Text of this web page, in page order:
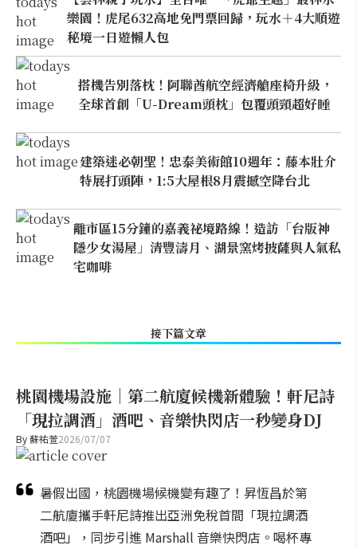
樂園！虎尾632高地免門票回歸，玩水＋4大順遊
秘境一日遊懶人包
搭機告別落枕！阿聯酋航空經濟艙座椅升級，
全球首創「U-Dream頭枕」包覆頭頸超好睡
建築迷必朝聖！忠泰美術館10週年：藤本壯介
特展打頭陣，1:5大屋根8月震撼空降台北
離市區15分鐘的嘉義祕境路線！造訪「台版神
隱少女湯屋」清豐濤月、湖景窯烤披薩與人氣私
宅咖啡
接下篇文章
桃園機場設施｜第二航廈候機新體驗！軒尼詩
「現拉調酒」酒吧、音樂快閃店一秒變身DJ
By蘇祐萱2026/07/07
暑假出國，桃園機場候機變有趣了！昇恆昌於第
二航廈攜手軒尼詩推出亞洲免稅首間「現拉調酒
酒吧」，同步引進 Marshall 音樂快閃店。喝杯專